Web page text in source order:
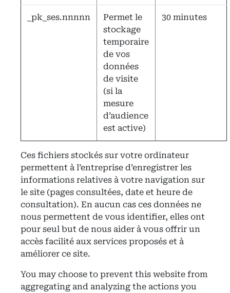
_pk_ses.nnnnn
Permet le
stockage
temporaire
de vos
données
de visite
(si la
mesure
d’audience
est active)
30 minutes
Ces fichiers stockés sur votre ordinateur
permettent à l’entreprise d’enregistrer les
informations relatives à votre navigation sur
le site (pages consultées, date et heure de
consultation). En aucun cas ces données ne
nous permettent de vous identifier, elles ont
pour seul but de nous aider à vous offrir un
accès facilité aux services proposés et à
améliorer ce site.
You may choose to prevent this website from
aggregating and analyzing the actions you